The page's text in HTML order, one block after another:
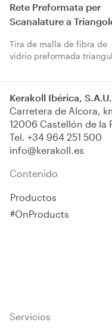
Rete Preformata per
Scanalature a
Tira de malla de fibra de
vidrio preformada
de las láminas aislantes
de la capa de alisado
y para aumentar la
mecánica del sistema.
Kerakoll Ibérica, S.A.U.
Carretera de Alcora,
12006 Castellón de la
Tel. +34 964 251 500
info@kerakoll.es
Contenido
Productos
#OnProducts
Servicios